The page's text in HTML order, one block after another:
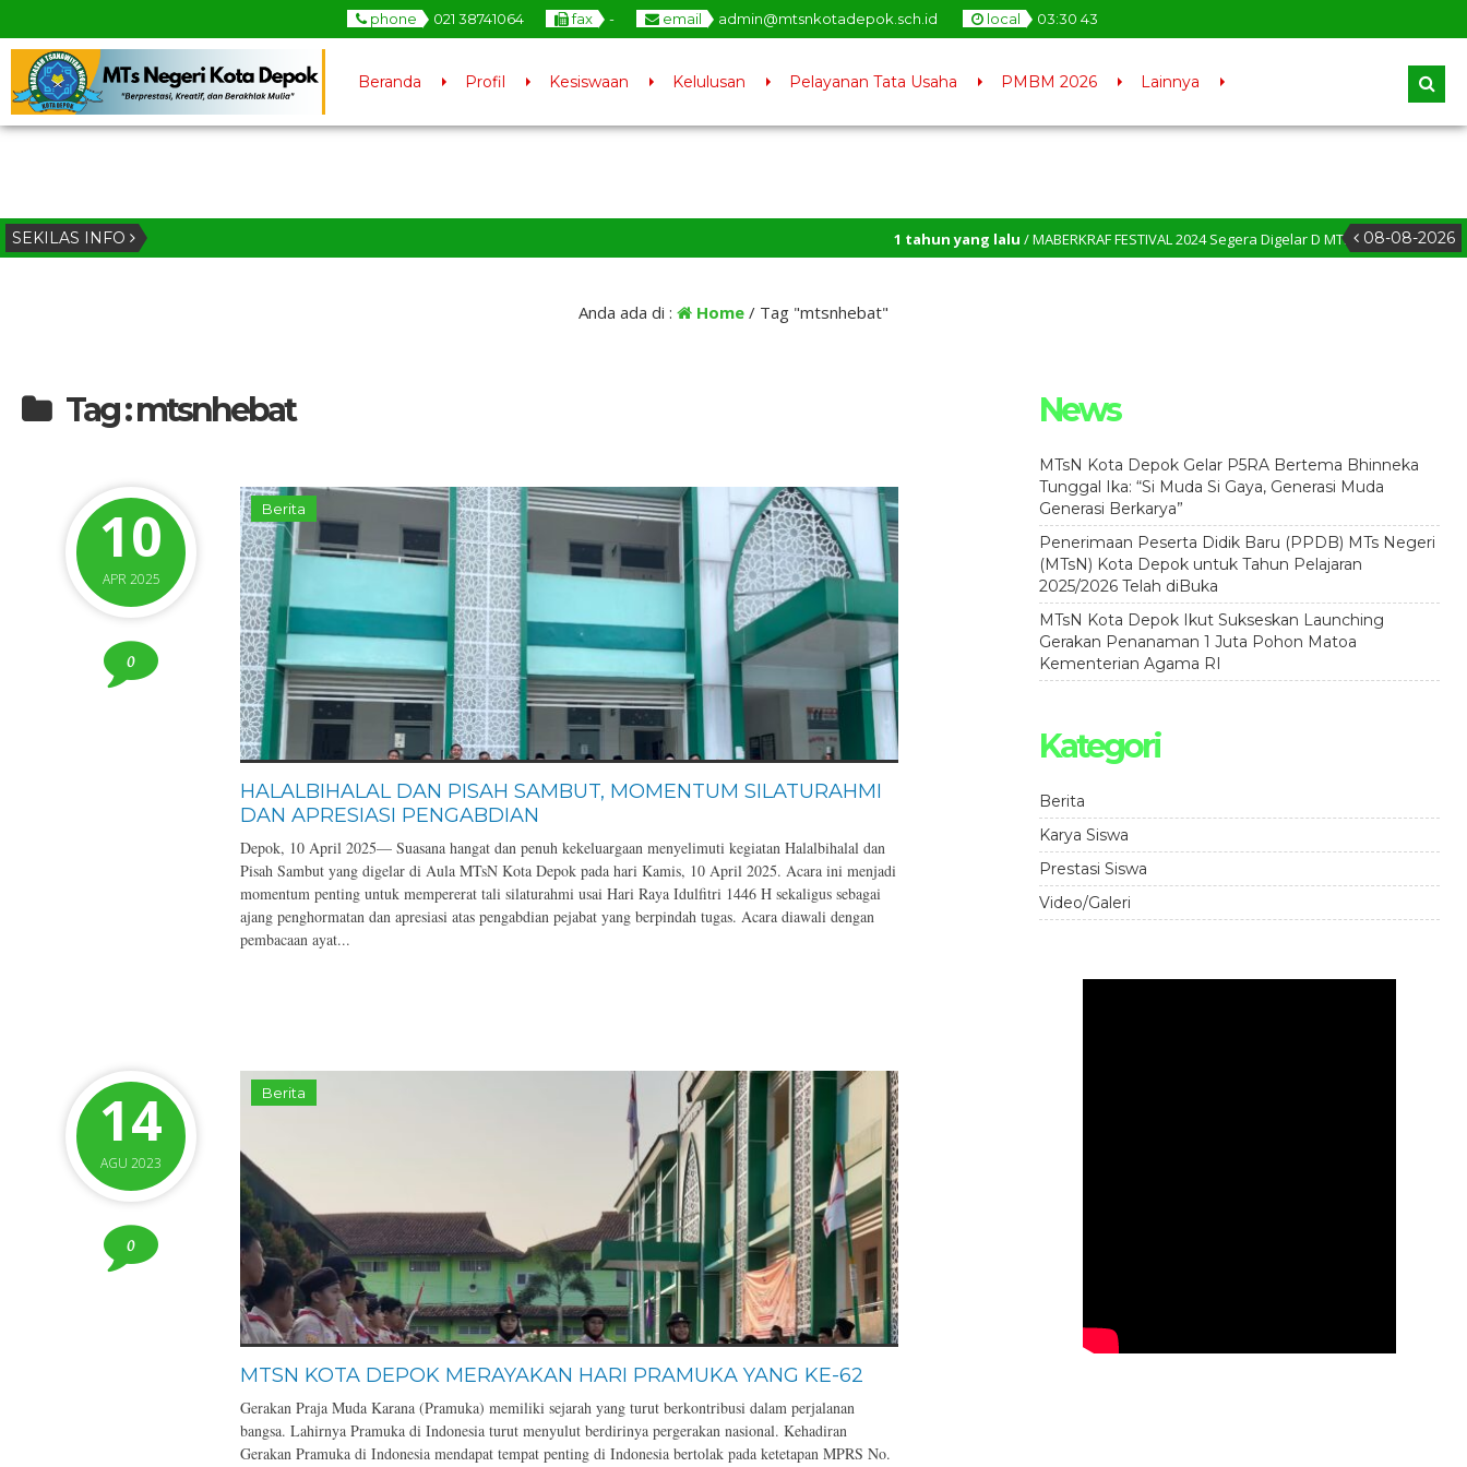
phone 021 38741064 fax - email admin@mtsnkotadepok.sch.id local 03:30 43
Beranda Profil Kesiswaan Kelulusan Pelayanan Tata Usaha PMBM 2026 Lainnya
SEKILAS INFO 08-08-2026
1 tahun yang lalu/ MABERKRAF FESTIVAL 2024 Segera Digelar D MTsN Kota Depok –
Anda ada di : Home / Tag "mtsnhebat"
Tag : mtsnhebat
10
APR 2025
0
Berita
HALALBIHALAL DAN PISAH SAMBUT, MOMENTUM SILATURAHMI
DAN APRESIASI PENGABDIAN
Depok, 10 April 2025— Suasana hangat dan penuh kekeluargaan menyelimuti kegiatan Halalbihalal dan
Pisah Sambut yang digelar di Aula MTsN Kota Depok pada hari Kamis, 10 April 2025. Acara ini menjadi
momentum penting untuk mempererat tali silaturahmi usai Hari Raya Idulfitri 1446 H sekaligus sebagai
ajang penghormatan dan apresiasi atas pengabdian pejabat yang berpindah tugas. Acara diawali dengan
pembacaan ayat...
14
AGU 2023
0
Berita
MTSN KOTA DEPOK MERAYAKAN HARI PRAMUKA YANG KE-62
Gerakan Praja Muda Karana (Pramuka) memiliki sejarah yang turut berkontribusi dalam perjalanan
bangsa. Lahirnya Pramuka di Indonesia turut menyulut berdirinya pergerakan nasional. Kehadiran
Gerakan Pramuka di Indonesia mendapat tempat penting di Indonesia bertolak pada ketetapan MPRS No.
News
MTsN Kota Depok Gelar P5RA Bertema Bhinneka
Tunggal Ika: “Si Muda Si Gaya, Generasi Muda
Generasi Berkarya”
Penerimaan Peserta Didik Baru (PPDB) MTs Negeri
(MTsN) Kota Depok untuk Tahun Pelajaran
2025/2026 Telah diBuka
MTsN Kota Depok Ikut Sukseskan Launching
Gerakan Penanaman 1 Juta Pohon Matoa
Kementerian Agama RI
Kategori
Berita
Karya Siswa
Prestasi Siswa
Video/Galeri